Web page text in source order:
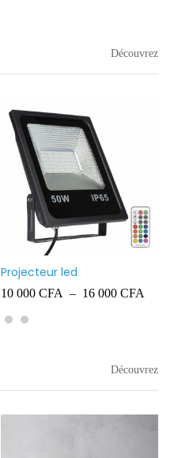
Découvrez
Projecteur led
10 000 CFA – 16 000 CFA
Découvrez